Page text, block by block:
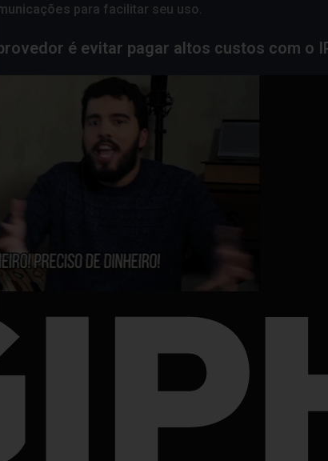
para facilitar seu uso.
é evitar pagar altos custos com o